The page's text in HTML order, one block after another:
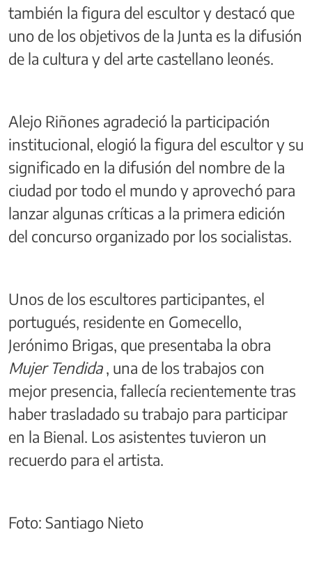
también la figura del escultor y destacó que
uno de los objetivos de la Junta es la difusión
de la cultura y del arte castellano leonés.
Alejo Riñones agradeció la participación
institucional, elogió la figura del escultor y su
significado en la difusión del nombre de la
ciudad por todo el mundo y aprovechó para
lanzar algunas críticas a la primera edición
del concurso organizado por los socialistas.
Unos de los escultores participantes, el
portugués, residente en Gomecello,
Jerónimo Brigas, que presentaba la obra
Mujer Tendida , una de los trabajos con
mejor presencia, fallecía recientemente tras
haber trasladado su trabajo para participar
en la Bienal. Los asistentes tuvieron un
recuerdo para el artista.
Foto: Santiago Nieto